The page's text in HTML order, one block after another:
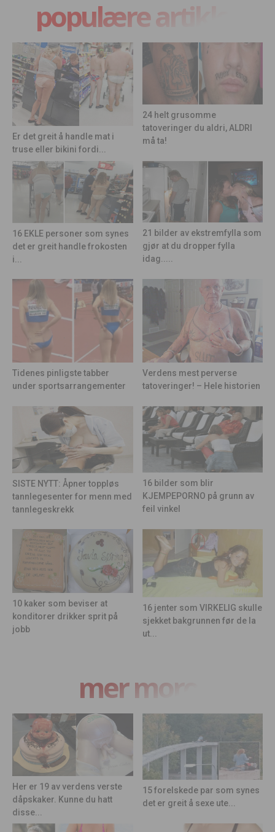
populære artikler
Er det greit å handle mat i
truse eller bikini fordi...
24 helt grusomme
tatoveringer du aldri, ALDRI
må ta!
16 EKLE personer som synes
det er greit handle frokosten
i...
21 bilder av ekstremfylla som
gjør at du dropper fylla
idag.....
Tidenes pinligste tabber
under sportsarrangementer
Verdens mest perverse
tatoveringer! – Hele historien
SISTE NYTT: Åpner toppløs
tannlegesenter for menn med
tannlegeskrekk
16 bilder som blir
KJEMPEPORNO på grunn av
feil vinkel
10 kaker som beviser at
konditorer drikker sprit på
jobb
16 jenter som VIRKELIG skulle
sjekket bakgrunnen før de la
ut...
mer moro
Her er 19 av verdens verste
dåpskaker. Kunne du hatt
disse...
15 forelskede par som synes
det er greit å sexe ute...